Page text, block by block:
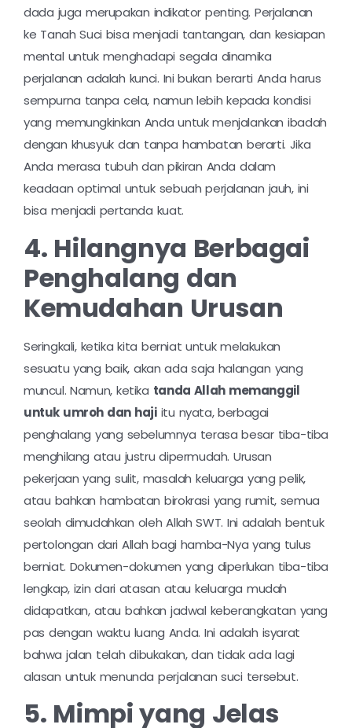
dada juga merupakan indikator penting. Perjalanan
ke Tanah Suci bisa menjadi tantangan, dan kesiapan
mental untuk menghadapi segala dinamika
perjalanan adalah kunci. Ini bukan berarti Anda harus
sempurna tanpa cela, namun lebih kepada kondisi
yang memungkinkan Anda untuk menjalankan ibadah
dengan khusyuk dan tanpa hambatan berarti. Jika
Anda merasa tubuh dan pikiran Anda dalam
keadaan optimal untuk sebuah perjalanan jauh, ini
bisa menjadi pertanda kuat.
4. Hilangnya Berbagai
Penghalang dan
Kemudahan Urusan
Seringkali, ketika kita berniat untuk melakukan
sesuatu yang baik, akan ada saja halangan yang
muncul. Namun, ketika tanda Allah memanggil
untuk umroh dan hajiitu nyata, berbagai
penghalang yang sebelumnya terasa besar tiba-tiba
menghilang atau justru dipermudah. Urusan
pekerjaan yang sulit, masalah keluarga yang pelik,
atau bahkan hambatan birokrasi yang rumit, semua
seolah dimudahkan oleh Allah SWT. Ini adalah bentuk
pertolongan dari Allah bagi hamba-Nya yang tulus
berniat. Dokumen-dokumen yang diperlukan tiba-tiba
lengkap, izin dari atasan atau keluarga mudah
didapatkan, atau bahkan jadwal keberangkatan yang
pas dengan waktu luang Anda. Ini adalah isyarat
bahwa jalan telah dibukakan, dan tidak ada lagi
alasan untuk menunda perjalanan suci tersebut.
5. Mimpi yang Jelas